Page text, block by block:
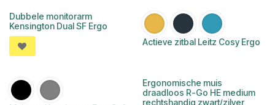
Dubbele monitorarm
Kensington Dual SF Ergo
Actieve zitbal Leitz Cosy Ergo
Ergonomische muis
draadloos R-Go HE medium
rechtshandig zwart/zilver